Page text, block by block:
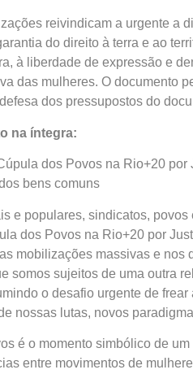
reivindicam a urgente a
do direito à terra e ao
à liberdade de expressão e
das mulheres. O documento
dos pressupostos do
na íntegra:
dos Povos na Rio+20
bens comuns
e populares, sindicatos,
dos Povos na Rio+20 por
mobilizações massivas e
somos sujeitos de uma outra
o desafio urgente de
nossas lutas, novos
é o momento simbólico de
entre movimentos de